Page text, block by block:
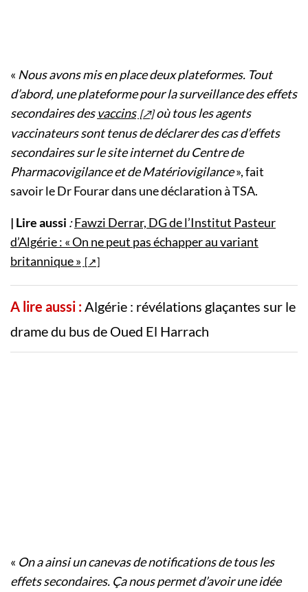
« Nous avons mis en place deux plateformes. Tout
d’abord, une plateforme pour la surveillance des effets
secondaires desvaccins
où tous les agents
vaccinateurs sont tenus de déclarer des cas d’effets
secondaires sur le site internet du Centre de
Pharmacovigilance et de Matériovigilance», fait
savoir le Dr Fourar dans une déclaration à TSA.
| Lire aussi :Fawzi Derrar, DG de l’Institut Pasteur
d’Algérie : « On ne peut pas échapper au variant
britannique »
A lire aussi :Algérie : révélations glaçantes sur le
drame du bus de Oued El Harrach
« On a ainsi un canevas de notifications de tous les
effets secondaires. Ça nous permet d’avoir une idée